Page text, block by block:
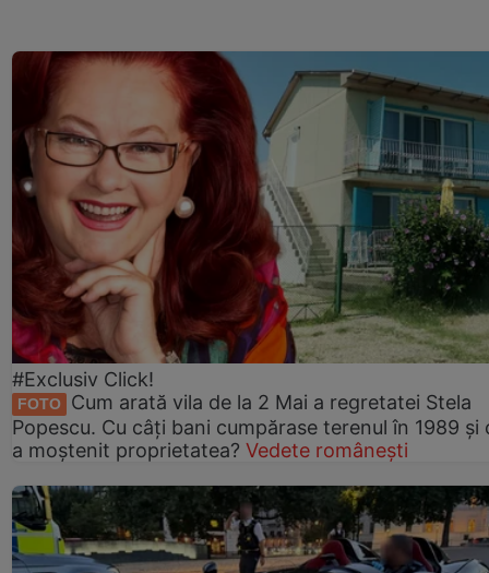
#Exclusiv Click!
FOTO
Cum arată vila de la 2 Mai a regretatei Stela
Popescu. Cu câți bani cumpărase terenul în 1989 și
a moștenit proprietatea? Vedete românești